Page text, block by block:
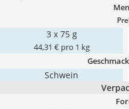
3 x 75 g
44,31 € pro 1 kg
Schwein